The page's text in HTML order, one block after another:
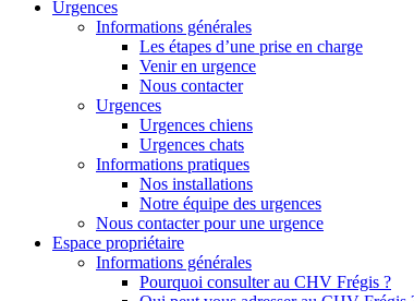
Urgences
Informations générales
Les étapes d’une prise en charge
Venir en urgence
Nous contacter
Urgences
Urgences chiens
Urgences chats
Informations pratiques
Nos installations
Notre équipe des urgences
Nous contacter pour une urgence
Espace propriétaire
Informations générales
Pourquoi consulter au CHV Frégis ?